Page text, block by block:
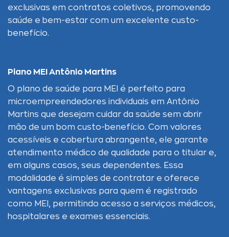
exclusivas em contratos coletivos, promovendo
saúde e bem-estar com um excelente custo-
benefício.
Plano MEI Antônio Martins
O plano de saúde para MEI é perfeito para
microempreendedores individuais em Antônio
Martins que desejam cuidar da saúde sem abrir
mão de um bom custo-benefício. Com valores
acessíveis e cobertura abrangente, ele garante
atendimento médico de qualidade para o titular e,
em alguns casos, seus dependentes. Essa
modalidade é simples de contratar e oferece
vantagens exclusivas para quem é registrado
como MEI, permitindo acesso a serviços médicos,
hospitalares e exames essenciais.